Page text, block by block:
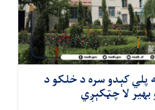
پلي کېدو سره د خلکو د
بهیر لا چټکېږي